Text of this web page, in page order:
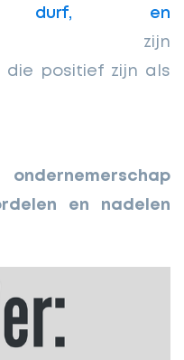
durf, en
die positief zijn als
en nadelen